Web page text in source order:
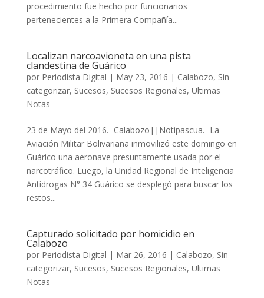
procedimiento fue hecho por funcionarios
pertenecientes a la Primera Compañía...
Localizan narcoavioneta en una pista
clandestina de Guárico
por Periodista Digital | May 23, 2016 | Calabozo, Sin
categorizar, Sucesos, Sucesos Regionales, Ultimas
Notas
23 de Mayo del 2016.- Calabozo||Notipascua.- La
Aviación Militar Bolivariana inmovilizó este domingo en
Guárico una aeronave presuntamente usada por el
narcotráfico. Luego, la Unidad Regional de Inteligencia
Antidrogas N° 34 Guárico se desplegó para buscar los
restos...
Capturado solicitado por homicidio en
Calabozo
por Periodista Digital | Mar 26, 2016 | Calabozo, Sin
categorizar, Sucesos, Sucesos Regionales, Ultimas
Notas